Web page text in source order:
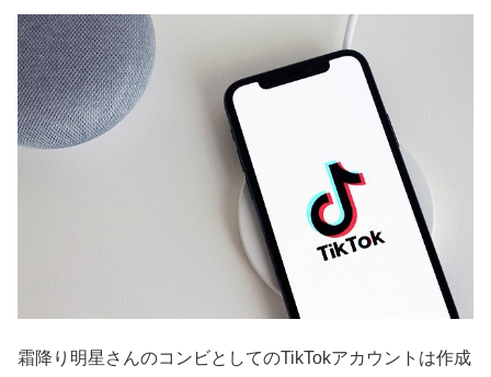
霜降り明星さんのコンビとしてのTikTokアカウントは作成